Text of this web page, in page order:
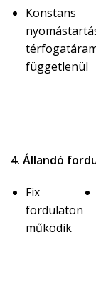
Konstans
függetlenül
4. Állandó
Fix
fordulaton
működik